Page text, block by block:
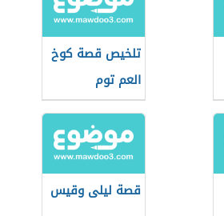
تلخيص قصة كوخ
العم توم
قصة ليلى وقيس